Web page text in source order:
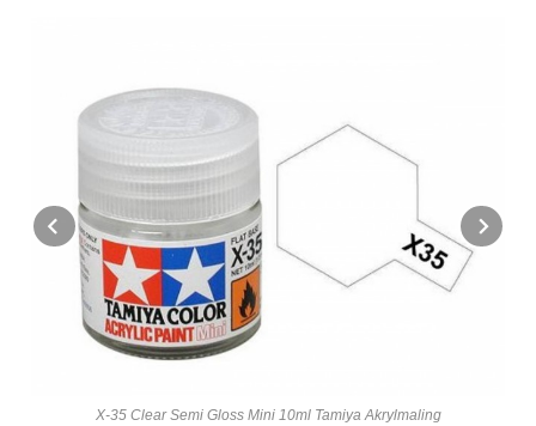
X-35 Clear Semi Gloss Mini 10ml Tamiya Akrylmaling
Prev